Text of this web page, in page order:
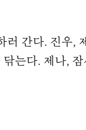
간다. 진우,
는다. 제나,